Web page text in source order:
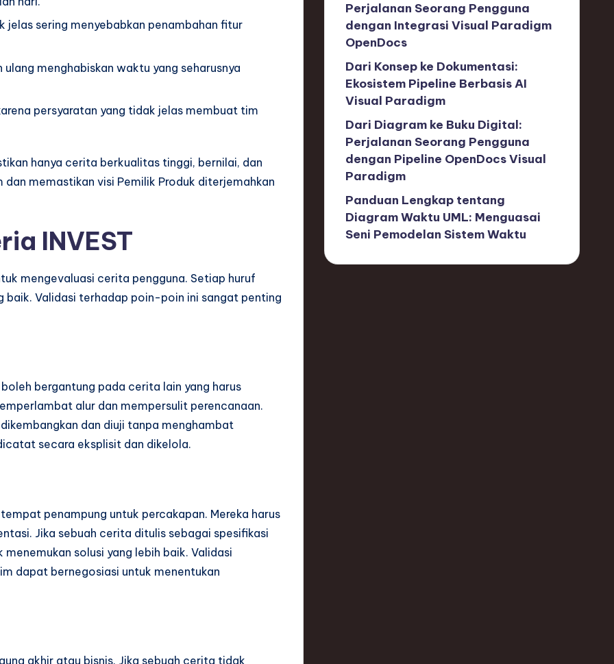
jelas sering menyebabkan penambahan fitur
ulang menghabiskan waktu yang seharusnya
persyaratan yang tidak jelas membuat tim
hanya cerita berkualitas tinggi, bernilai, dan
memastikan visi Pemilik Produk diterjemahkan
INVEST
mengevaluasi cerita pengguna. Setiap huruf
Validasi terhadap poin-poin ini sangat penting
bergantung pada cerita lain yang harus
alur dan mempersulit perencanaan.
dan diuji tanpa menghambat
secara eksplisit dan dikelola.
penampung untuk percakapan. Mereka harus
Jika sebuah cerita ditulis sebagai spesifikasi
solusi yang lebih baik. Validasi
dapat bernegosiasi untuk menentukan
akhir atau bisnis. Jika sebuah cerita tidak
Perjalanan Seorang Pengguna
dengan Integrasi Visual Paradigm
OpenDocs
Dari Konsep ke Dokumentasi:
Ekosistem Pipeline Berbasis AI
Visual Paradigm
Dari Diagram ke Buku Digital:
Perjalanan Seorang Pengguna
dengan Pipeline OpenDocs Visual
Paradigm
Panduan Lengkap tentang
Diagram Waktu UML: Menguasai
Seni Pemodelan Sistem Waktu